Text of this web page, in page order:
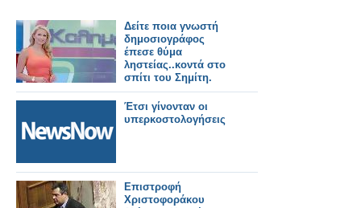
Δείτε ποια γνωστή
δημοσιογράφος
έπεσε θύμα
ληστείας..κοντά στο
σπίτι του Σημίτη.
Έτσι γίνονταν οι
υπερκοστολογήσεις
Επιστροφή
Χριστοφοράκου